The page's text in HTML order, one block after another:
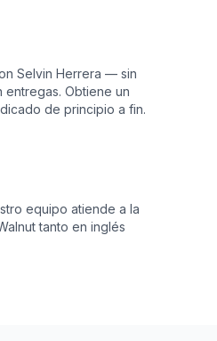
Selvin Herrera — sin
entregas. Obtiene un
de principio a fin.
equipo atiende a la
tanto en inglés